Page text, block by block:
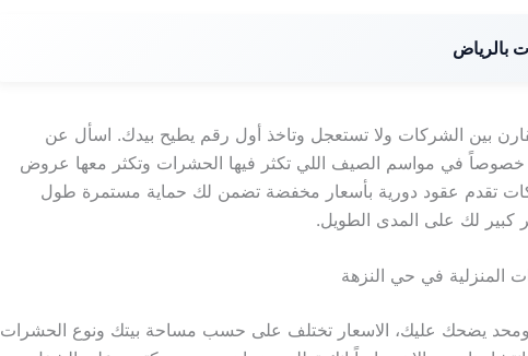
بين الشركات ولا تستعجل وتاخذ أول رقم يطيح بيدك. اسأل عن
في مواسم الصيف اللي تكثر فيها الحشرات وتكثر معها عروض
تقدم عقود دورية بأسعار مخفضة تضمن لك حماية مستمرة طول
كبير لك على المدى الطويل.
المنزلية في حي النزهة
يضحك عليك، الاسعار تختلف على حسب مساحة بيتك ونوع الحشرات